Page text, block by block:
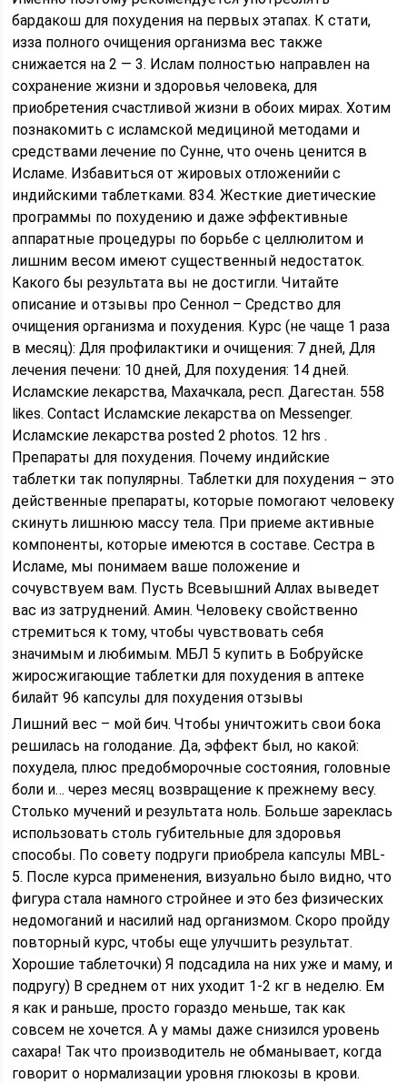
бардакош для похудения на первых этапах. К стати,
изза полного очищения организма вес также
снижается на 2 — 3. Ислам полностью направлен на
сохранение жизни и здоровья человека, для
приобретения счастливой жизни в обоих мирах. Хотим
познакомить с исламской медициной методами и
средствами лечение по Сунне, что очень ценится в
Исламе. Избавиться от жировых отложенийи с
индийскими таблетками. 834. Жесткие диетические
программы по похудению и даже эффективные
аппаратные процедуры по борьбе с целлюлитом и
лишним весом имеют существенный недостаток.
Какого бы результата вы не достигли. Читайте
описание и отзывы про Сеннол – Средство для
очищения организма и похудения. Курс (не чаще 1 раза
в месяц): Для профилактики и очищения: 7 дней, Для
лечения печени: 10 дней, Для похудения: 14 дней.
Исламские лекарства, Махачкала, респ. Дагестан. 558
likes. Contact Исламские лекарства on Messenger.
Исламские лекарства posted 2 photos. 12 hrs .
Препараты для похудения. Почему индийские
таблетки так популярны. Таблетки для похудения – это
действенные препараты, которые помогают человеку
скинуть лишнюю массу тела. При приеме активные
компоненты, которые имеются в составе. Сестра в
Исламе, мы понимаем ваше положение и
сочувствуем вам. Пусть Всевышний Аллах выведет
вас из затруднений. Амин. Человеку свойственно
стремиться к тому, чтобы чувствовать себя
значимым и любимым. МБЛ 5 купить в Бобруйске
жиросжигающие таблетки для похудения в аптеке
билайт 96 капсулы для похудения отзывы
Лишний вес – мой бич. Чтобы уничтожить свои бока
решилась на голодание. Да, эффект был, но какой:
похудела, плюс предобморочные состояния, головные
боли и… через месяц возвращение к прежнему весу.
Столько мучений и результата ноль. Больше зареклась
использовать столь губительные для здоровья
способы. По совету подруги приобрела капсулы MBL-
5. После курса применения, визуально было видно, что
фигура стала намного стройнее и это без физических
недомоганий и насилий над организмом. Скоро пройду
повторный курс, чтобы еще улучшить результат.
Хорошие таблеточки) Я подсадила на них уже и маму, и
подругу) В среднем от них уходит 1-2 кг в неделю. Ем
я как и раньше, просто гораздо меньше, так как
совсем не хочется. А у мамы даже снизился уровень
сахара! Так что производитель не обманывает, когда
говорит о нормализации уровня глюкозы в крови.